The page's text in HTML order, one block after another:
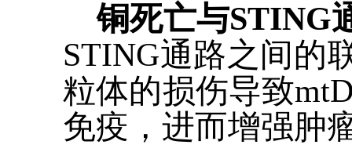
铜死亡与STING
STING通路之间的
粒体的损伤导致
免疫，进而增强肿